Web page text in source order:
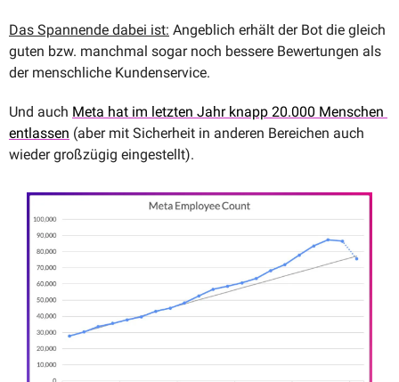
Das Spannende dabei ist: Angeblich erhält der Bot die gleich
guten bzw. manchmal sogar noch bessere Bewertungen als
der menschliche Kundenservice.
Und auch Meta hat im letzten Jahr knapp 20.000 Menschen
entlassen (aber mit Sicherheit in anderen Bereichen auch
wieder großzügig eingestellt).